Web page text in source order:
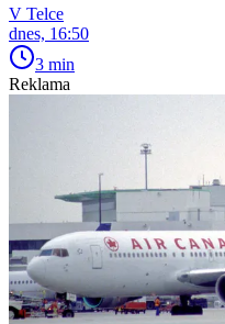
V Telce
dnes, 16:50
3 min
Reklama